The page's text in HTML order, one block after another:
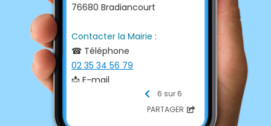
76680 Bradiancourt
Contacter la Mairie :
☎ Téléphone
02 35 34 56 79
📩 E-mail
mairie.bradiancourt@wanado
6 sur 6
PARTAGER